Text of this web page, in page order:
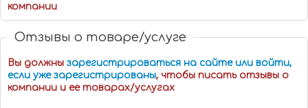
компании
Отзывы о товаре/услуге
Вы должны зарегистрироваться на сайте или войти,
если уже зарегистрированы, чтобы писать отзывы о
компании и ее товарах/услугах